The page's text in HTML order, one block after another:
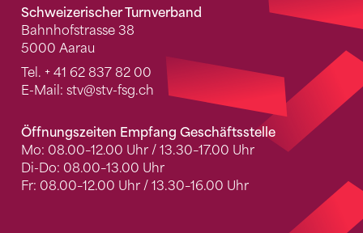
Schweizerischer Turnverband
Bahnhofstrasse 38
5000 Aarau
Tel. + 41 62 837 82 00
E-Mail: stv@stv-fsg.ch
Öffnungszeiten Empfang Geschäftsstelle
Mo: 08.00–12.00 Uhr / 13.30–17.00 Uhr
Di-Do: 08.00–13.00 Uhr
Fr: 08.00–12.00 Uhr / 13.30–16.00 Uhr